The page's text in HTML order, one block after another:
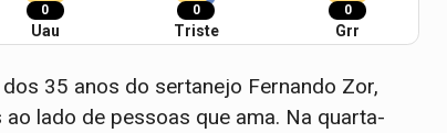
0
Uau
0
Triste
0
Grr
35 anos do sertanejo Fernando Zor,
lado de pessoas que ama. Na quarta-